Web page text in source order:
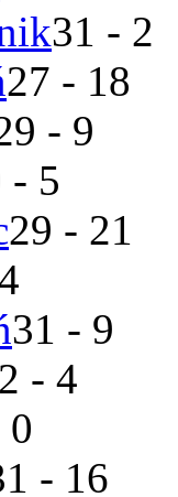
31 - 2
27 - 18
- 9
- 5
29 - 21
31 - 9
- 4
0
- 16